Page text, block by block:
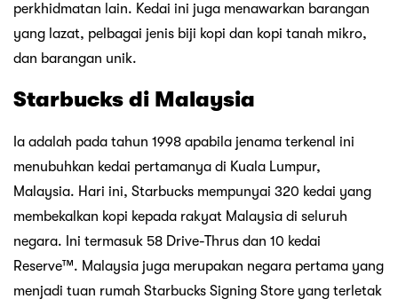
perkhidmatan lain. Kedai ini juga menawarkan barangan
yang lazat, pelbagai jenis biji kopi dan kopi tanah mikro,
dan barangan unik.
Starbucks di Malaysia
Ia adalah pada tahun 1998 apabila jenama terkenal ini
menubuhkan kedai pertamanya di Kuala Lumpur,
Malaysia. Hari ini, Starbucks mempunyai 320 kedai yang
membekalkan kopi kepada rakyat Malaysia di seluruh
negara. Ini termasuk 58 Drive-Thrus dan 10 kedai
Reserve™. Malaysia juga merupakan negara pertama yang
menjadi tuan rumah Starbucks Signing Store yang terletak